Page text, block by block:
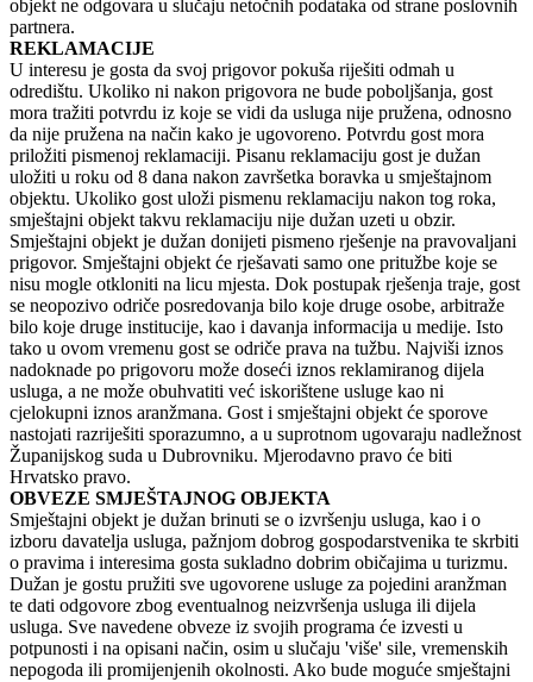
objekt ne odgovara u slučaju netočnih podataka od strane poslovnih
partnera.
REKLAMACIJE
U interesu je gosta da svoj prigovor pokuša riješiti odmah u
odredištu. Ukoliko ni nakon prigovora ne bude poboljšanja, gost
mora tražiti potvrdu iz koje se vidi da usluga nije pružena, odnosno
da nije pružena na način kako je ugovoreno. Potvrdu gost mora
priložiti pismenoj reklamaciji. Pisanu reklamaciju gost je dužan
uložiti u roku od 8 dana nakon završetka boravka u smještajnom
objektu. Ukoliko gost uloži pismenu reklamaciju nakon tog roka,
smještajni objekt takvu reklamaciju nije dužan uzeti u obzir.
Smještajni objekt je dužan donijeti pismeno rješenje na pravovaljani
prigovor. Smještajni objekt će rješavati samo one pritužbe koje se
nisu mogle otkloniti na licu mjesta. Dok postupak rješenja traje, gost
se neopozivo odriče posredovanja bilo koje druge osobe, arbitraže
bilo koje druge institucije, kao i davanja informacija u medije. Isto
tako u ovom vremenu gost se odriče prava na tužbu. Najviši iznos
nadoknade po prigovoru može doseći iznos reklamiranog dijela
usluga, a ne može obuhvatiti već iskorištene usluge kao ni
cjelokupni iznos aranžmana. Gost i smještajni objekt će sporove
nastojati razriješiti sporazumno, a u suprotnom ugovaraju nadležnost
Županijskog suda u Dubrovniku. Mjerodavno pravo će biti
Hrvatsko pravo.
OBVEZE SMJEŠTAJNOG OBJEKTA
Smještajni objekt je dužan brinuti se o izvršenju usluga, kao i o
izboru davatelja usluga, pažnjom dobrog gospodarstvenika te skrbiti
o pravima i interesima gosta sukladno dobrim običajima u turizmu.
Dužan je gostu pružiti sve ugovorene usluge za pojedini aranžman
te dati odgovore zbog eventualnog neizvršenja usluga ili dijela
usluga. Sve navedene obveze iz svojih programa će izvesti u
potpunosti i na opisani način, osim u slučaju 'više' sile, vremenskih
nepogoda ili promijenjenih okolnosti. Ako bude moguće smještajni